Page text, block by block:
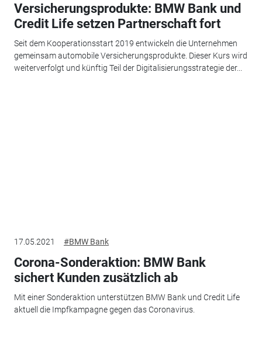
Versicherungsprodukte: BMW Bank und
Credit Life setzen Partnerschaft fort
Seit dem Kooperationsstart 2019 entwickeln die Unternehmen
gemeinsam automobile Versicherungsprodukte. Dieser Kurs wird
weiterverfolgt und künftig Teil der Digitalisierungsstrategie der...
17.05.2021 #BMW Bank
Corona-Sonderaktion: BMW Bank
sichert Kunden zusätzlich ab
Mit einer Sonderaktion unterstützen BMW Bank und Credit Life
aktuell die Impfkampagne gegen das Coronavirus.